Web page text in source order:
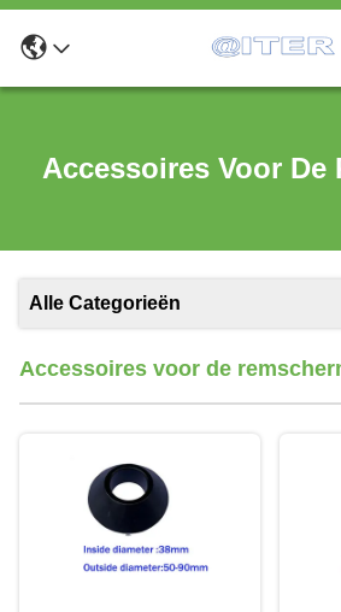
Accessoires Voor De
Alle Categorieën
Accessoires voor de